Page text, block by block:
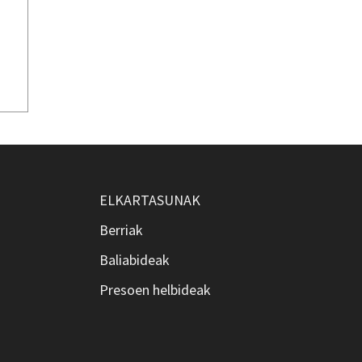
ELKARTASUNAK
Berriak
Baliabideak
Presoen helbideak